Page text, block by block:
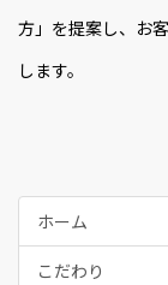
方」を提案し、お
します。
ホーム
こだわり